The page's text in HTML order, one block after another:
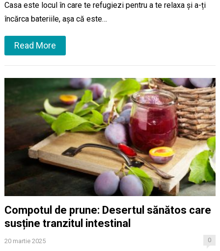
Casa este locul în care te refugiezi pentru a te relaxa și a-ți
încărca bateriile, așa că este…
Read More
Compotul de prune: Desertul sănătos care
susține tranzitul intestinal
20 martie 2025 0